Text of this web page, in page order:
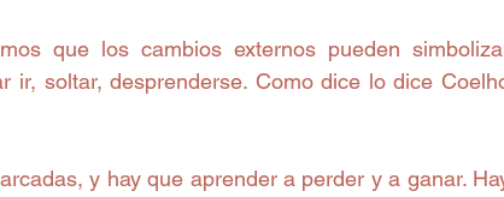
que los cambios externos pueden
ir, soltar, desprenderse. Como dice lo dice
y hay que aprender a perder y a ganar.